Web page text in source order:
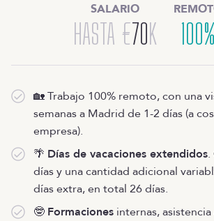
SALARIO
HASTA €70K 100%
🏡 Trabajo 100% remoto, con una
semanas a Madrid de 1-2 días (a
empresa).
🌴 Días de vacaciones extendidos.
días y una cantidad adicional
días extra, en total 26 días.
🤓 Formaciones internas,